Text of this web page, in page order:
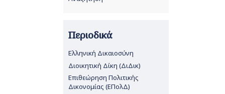
Περιοδικά
Ελληνική Δικαιοσύνη
Διοικητική Δίκη (ΔιΔικ)
Επιθεώρηση Πολιτικής
Δικονομίας (ΕΠολΔ)